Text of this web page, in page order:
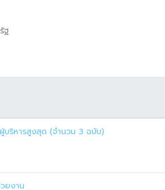
ฐ
บริหารสูงสุด (จำนวน 3 ฉบับ)
ยงาน